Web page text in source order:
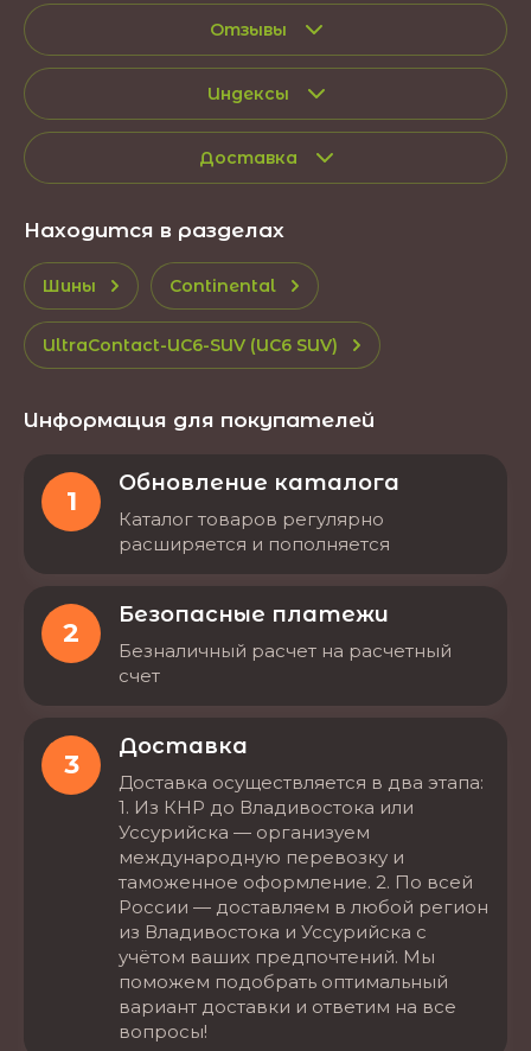
Отзывы
Индексы
Доставка
Находится в разделах
Шины Continental
UltraContact-UC6-SUV (UC6 SUV)
Информация для покупателей
1
Обновление каталога
Каталог товаров регулярно
расширяется и пополняется
2
Безопасные платежи
Безналичный расчет на расчетный
счет
3
Доставка
Доставка осуществляется в два этапа:
1. Из КНР до Владивостока или
Уссурийска — организуем
международную перевозку и
таможенное оформление. 2. По всей
России — доставляем в любой регион
из Владивостока и Уссурийска с
учётом ваших предпочтений. Мы
поможем подобрать оптимальный
вариант доставки и ответим на все
вопросы!